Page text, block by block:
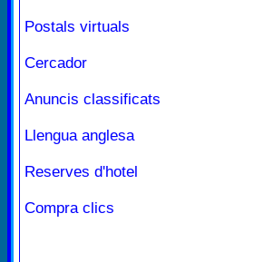
Postals virtuals
Cercador
Anuncis classificats
Llengua anglesa
Reserves d'hotel
Compra clics